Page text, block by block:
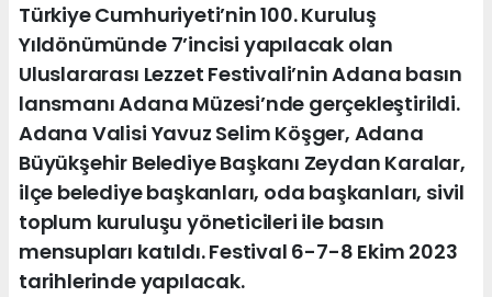
Türkiye Cumhuriyeti’nin 100. Kuruluş
Yıldönümünde 7’incisi yapılacak olan
Uluslararası Lezzet Festivali’nin Adana basın
lansmanı Adana Müzesi’nde gerçekleştirildi.
Adana Valisi Yavuz Selim Köşger, Adana
Büyükşehir Belediye Başkanı Zeydan Karalar,
ilçe belediye başkanları, oda başkanları, sivil
toplum kuruluşu yöneticileri ile basın
mensupları katıldı. Festival 6-7-8 Ekim 2023
tarihlerinde yapılacak.